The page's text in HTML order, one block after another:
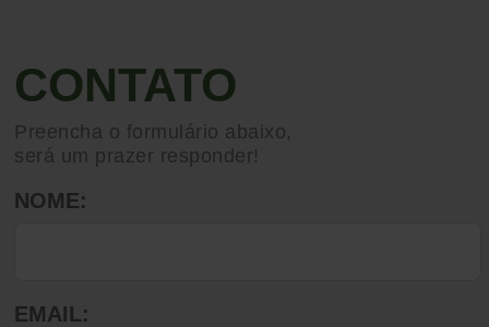
CONTATO
Preencha o formulário abaixo,
será um prazer responder!
NOME:
EMAIL: